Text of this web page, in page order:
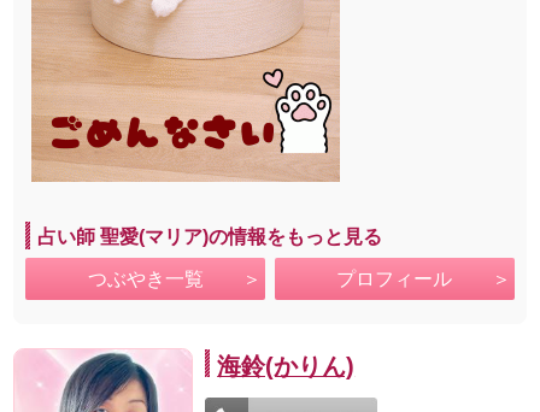
占い師 聖愛(マリア)の情報をもっと見る
つぶやき一覧 プロフィール
海鈴(かりん)